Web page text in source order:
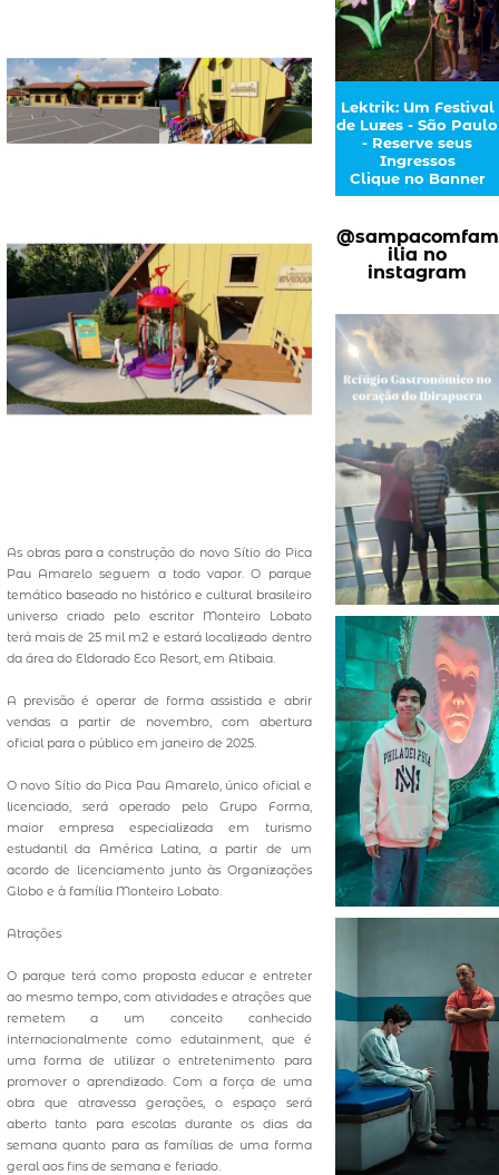
As obras para a construção do novo Sítio do Pica
Pau Amarelo seguem a todo vapor. O parque
temático baseado no histórico e cultural brasileiro
universo criado pelo escritor Monteiro Lobato
terá mais de 25 mil m2 e estará localizado dentro
da área do Eldorado Eco Resort, em Atibaia.
A previsão é operar de forma assistida e abrir
vendas a partir de novembro, com abertura
oficial para o público em janeiro de 2025.
O novo Sítio do Pica Pau Amarelo, único oficial e
licenciado, será operado pelo Grupo Forma,
maior empresa especializada em turismo
estudantil da América Latina, a partir de um
acordo de licenciamento junto às Organizações
Globo e à família Monteiro Lobato.
Atrações
O parque terá como proposta educar e entreter
ao mesmo tempo, com atividades e atrações que
remetem a um conceito conhecido
internacionalmente como edutainment, que é
uma forma de utilizar o entretenimento para
promover o aprendizado. Com a força de uma
obra que atravessa gerações, o espaço será
aberto tanto para escolas durante os dias da
semana quanto para as famílias de uma forma
geral aos fins de semana e feriado.
Lektrik: Um Festival
de Luzes - São Paulo
- Reserve seus
Ingressos
Clique no Banner
@sampacomfam
ilia no
instagram